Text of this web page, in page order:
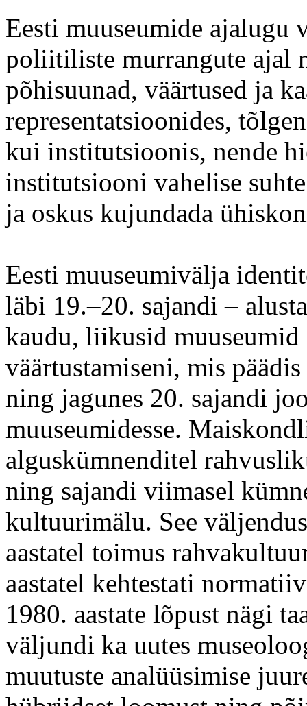
Eesti muuseumide
poliitiliste murrangute ajal
põhisuunad, väärtused ja
representatsioonides,
kui institutsioonis, nende
institutsiooni vahelise
ja oskus kujundada
Eesti muuseumivälja
läbi 19.–20. sajandi –
kaudu, liikusid muuseumid
väärtustamiseni, mis
ning jagunes 20. sajandi
muuseumidesse.
alguskümnenditel
ning sajandi viimasel
kultuurimälu. See
aastatel toimus
aastatel kehtestati
1980. aastate lõpust nägi
väljundi ka uutes
muutuste analüüsimise